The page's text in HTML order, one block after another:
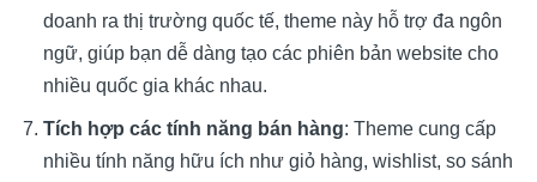
doanh ra thị trường quốc tế, theme này hỗ trợ đa ngôn
ngữ, giúp bạn dễ dàng tạo các phiên bản website cho
nhiều quốc gia khác nhau.
Tích hợp các tính năng bán hàng: Theme cung cấp
nhiều tính năng hữu ích như giỏ hàng, wishlist, so sánh